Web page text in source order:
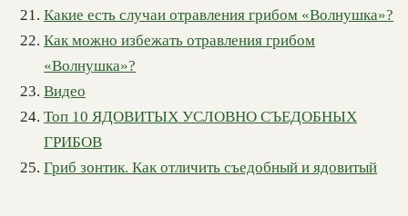
Какие есть случаи отравления грибом «Волнушка»?
Как можно избежать отравления грибом
«Волнушка»?
Видео
Топ 10 ЯДОВИТЫХ УСЛОВНО СЪЕДОБНЫХ
ГРИБОВ
Гриб зонтик. Как отличить съедобный и ядовитый